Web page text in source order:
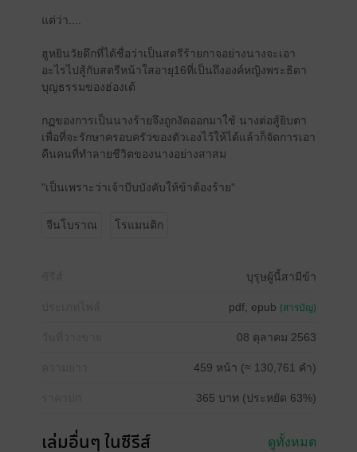
แต่ว่า....
ฮูหยินวัยดึกที่ได้ชื่อว่าเป็นสตรีร้ายกาจอย่างนางจะเอา
อะไรไปสู้กับสตรีหน้าใสอายุ16ที่เป็นถึงองค์หญิงพระธิดา
บุญธรรมของฮ่องเต้
กฏของการเป็นนางร้ายจึงถูกงัดออกมาใช้ นางต่อสู้ยิบตา
เพื่อที่จะรักษาครอบครัวของตัวเองไว้ให้ได้แล้วก็จัดการเอา
คืนคนที่ทำลายชีวิตของนางอย่างสาสม
"เป็นเพราะว่าเจ้าบีบบังคับให้ข้าต้องร้าย"
จีนโบราณ โรแมนติก
บุรุษผู้นี้สามีข้า
pdf, epub (สารบัญ)
08 ตุลาคม 2563
459 หน้า (≈ 130,761 คำ)
365 บาท (ประหยัด 63%)
เล่มอื่นๆ ในซีรีส์ ดูทั้งหมด